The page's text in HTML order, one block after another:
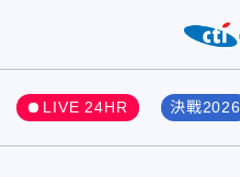
LIVE 24HR 決戰2026